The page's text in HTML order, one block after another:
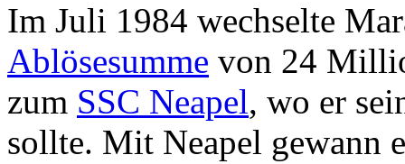
Im Juli 1984 wechselte
Ablösesumme von 24
zum SSC Neapel, wo er
sollte. Mit Neapel gewann